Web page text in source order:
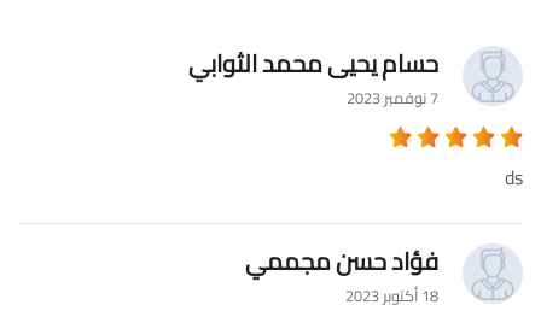
حسام يحيى محمد الثوابي
7 نوفمبر 2023
ds
فؤاد حسن مجممي
18 أكتوبر 2023